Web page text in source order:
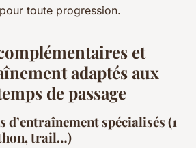
toute progression.
et
adaptés aux
de passage
d’entraînement spécialisés (1
trail…)